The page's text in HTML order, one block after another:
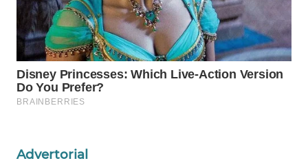
Advertorial
MARTABAT
NET
WATCH
LPKKI